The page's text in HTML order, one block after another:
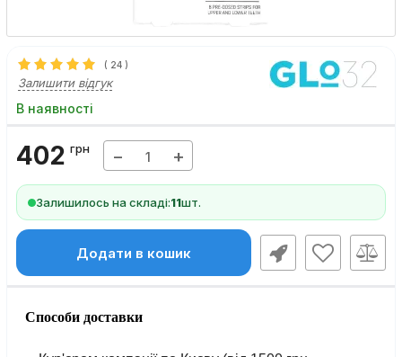
( 24 )
Залишити відгук
В наявності
402 грн − +
Залишилось на складі:11шт.
Додати в кошик
Способи доставки